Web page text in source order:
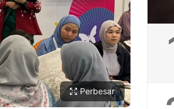
Perbesar